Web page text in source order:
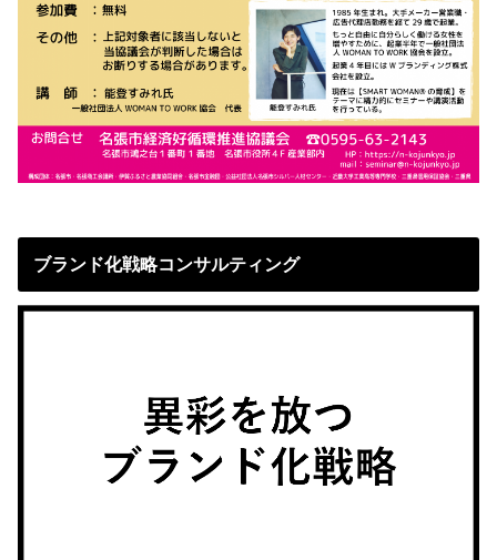
ブランド化戦略コンサルティング